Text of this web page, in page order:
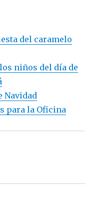
del caramelo
niños del día de
Navidad
para la Oficina